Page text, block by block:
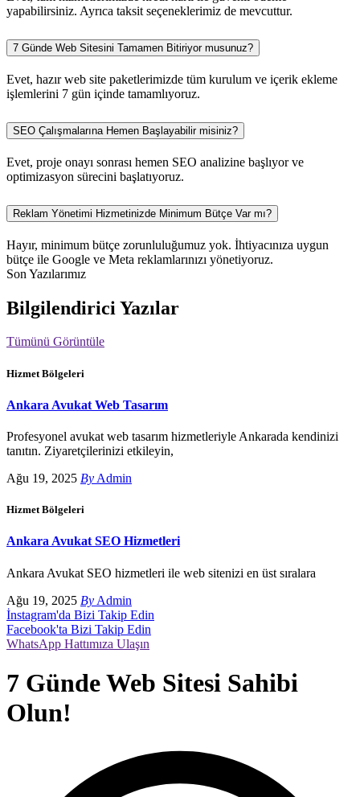
yapabilirsiniz. Ayrıca taksit seçeneklerimiz de mevcuttur.
7 Günde Web Sitesini Tamamen Bitiriyor musunuz?
Evet, hazır web site paketlerimizde tüm kurulum ve içerik ekleme
işlemlerini 7 gün içinde tamamlıyoruz.
SEO Çalışmalarına Hemen Başlayabilir misiniz?
Evet, proje onayı sonrası hemen SEO analizine başlıyor ve
optimizasyon sürecini başlatıyoruz.
Reklam Yönetimi Hizmetinizde Minimum Bütçe Var mı?
Hayır, minimum bütçe zorunluluğumuz yok. İhtiyacınıza uygun
bütçe ile Google ve Meta reklamlarınızı yönetiyoruz.
Son Yazılarımız
Bilgilendirici Yazılar
Tümünü Görüntüle
Hizmet Bölgeleri
Ankara Avukat Web Tasarım
Profesyonel avukat web tasarım hizmetleriyle Ankarada kendinizi
tanıtın. Ziyaretçilerinizi etkileyin,
Ağu 19, 2025 By Admin
Hizmet Bölgeleri
Ankara Avukat SEO Hizmetleri
Ankara Avukat SEO hizmetleri ile web sitenizi en üst sıralara
Ağu 19, 2025 By Admin
İnstagram'da Bizi Takip Edin
Facebook'ta Bizi Takip Edin
WhatsApp Hattımıza Ulaşın
7 Günde Web Sitesi Sahibi
Olun!